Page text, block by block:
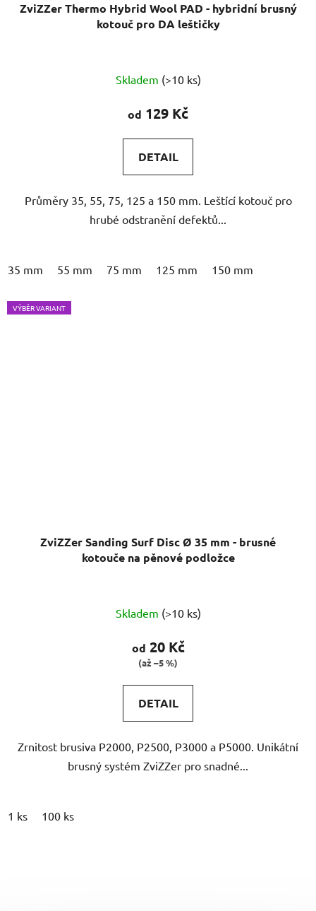
ZviZZer Thermo Hybrid Wool PAD - hybridní brusný
kotouč pro DA leštičky
hodnocení
produktu
4,0
z
hvězdiček.
Skladem (>10 ks)
od 129 Kč
DETAIL
Průměry 35, 55, 75, 125 a 150 mm. Leštící kotouč pro
hrubé odstranění defektů...
35 mm 55 mm 75 mm 125 mm 150 mm
VÝBĚR VARIANT
ZviZZer Sanding Surf Disc Ø 35 mm - brusné
kotouče na pěnové podložce
Skladem (>10 ks)
od 20 Kč
(až –5 %)
DETAIL
Zrnitost brusiva P2000, P2500, P3000 a P5000. Unikátní
brusný systém ZviZZer pro snadné...
1 ks 100 ks